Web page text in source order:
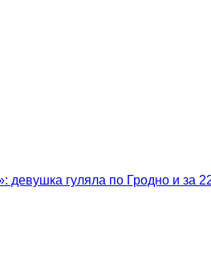
девушка гуляла по Гродно и за